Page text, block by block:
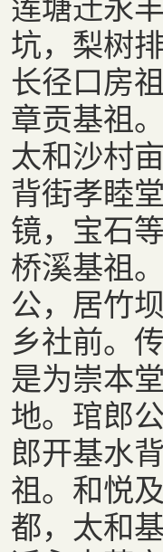
坑，梨树
长径口房
章贡基祖
太和沙村
背街孝睦
镜，宝石
桥溪基祖
公，居竹
乡社前。
是为崇本
地。琯郎
郎开基水
祖。和悦
都，太和